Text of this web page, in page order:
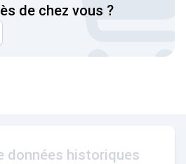
de chez vous ?
données historiques